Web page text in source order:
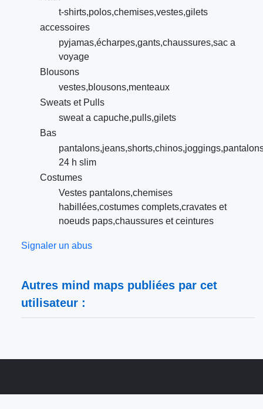
t-shirts,polos,chemises,vestes,gilets
accessoires
pyjamas,écharpes,gants,chaussures,sac a
voyage
Blousons
vestes,blousons,menteaux
Sweats et Pulls
sweat a capuche,pulls,gilets
Bas
24 h slim
Costumes
Vestes pantalons,chemises
habillées,costumes complets,cravates et
noeuds paps,chaussures et ceintures
Signaler un abus
Autres mind maps publiées par cet
utilisateur :